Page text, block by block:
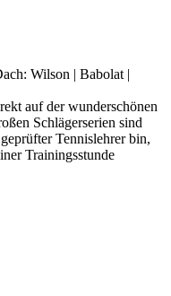
Wilson | Babolat |
auf der wunderschönen
Schlägerserien sind
Tennislehrer bin,
Trainingsstunde